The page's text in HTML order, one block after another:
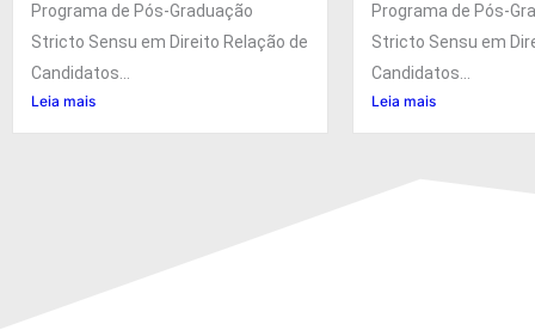
Programa de Pós-Graduação
Stricto Sensu em Direito Relação de
Candidatos...
Leia mais
Programa de Pós-
Stricto Sensu em
Candidatos...
Leia mais